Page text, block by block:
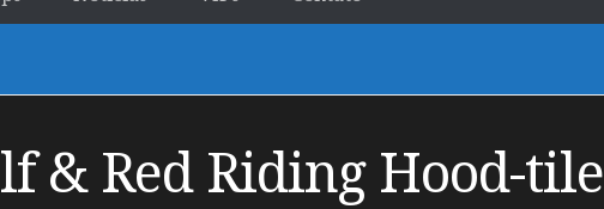
& Red Riding Hood-tile